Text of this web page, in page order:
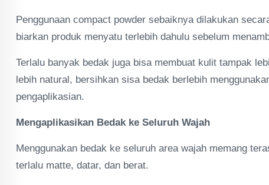
Penggunaan compact powder sebaiknya dilakukan
biarkan produk menyatu terlebih dahulu sebelum
Terlalu banyak bedak juga bisa membuat kulit tampak
lebih natural, bersihkan sisa bedak berlebih
pengaplikasian.
Mengaplikasikan Bedak ke Seluruh Wajah
Menggunakan bedak ke seluruh area wajah memang
terlalu matte, datar, dan berat.